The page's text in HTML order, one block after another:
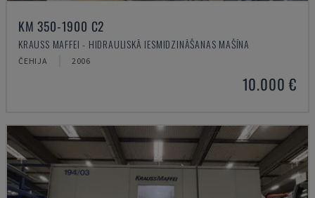
KM 350-1900 C2
KRAUSS MAFFEI - HIDRAULISKĀ IESMIDZINĀŠANAS MAŠĪNA
ČEHIJA 2006
10.000 €